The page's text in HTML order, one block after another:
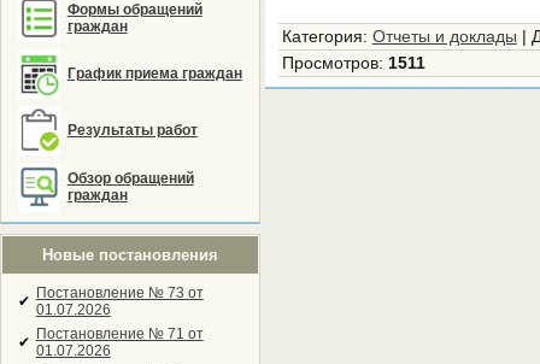
Формы обращений
граждан
График приема граждан
Результаты работ
Обзор обращений
граждан
Новые постановления
✔ Постановление № 73 от
01.07.2026
✔ Постановление № 71 от
01.07.2026
Категория: Отчеты и доклады
Просмотров: 1511